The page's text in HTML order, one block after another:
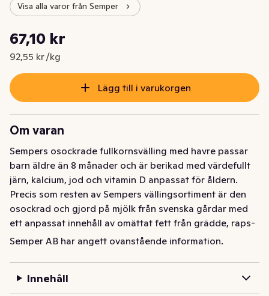
Visa alla varor från Semper
Nuvarande pris är: 67,10 kr
67,10 kr
92,55 kr /kg
Styckpris: 92,55 kr /kg
Lägg till i varukorgen
Om varan
Sempers osockrade fullkornsvälling med havre passar
barn äldre än 8 månader och är berikad med värdefullt
järn, kalcium, jod och vitamin D anpassat för åldern.
Precis som resten av Sempers vällingsortiment är den
osockrad och gjord på mjölk från svenska gårdar med
ett anpassat innehåll av omättat fett från grädde, raps-
och solrosolja. Välling är ofta är förknippat med en
upp i soffan tillsammans och njuter av närhet och lugn,
men fungerar lika bra som mellanmål. Serveras i
Semper AB har angett ovanstående information.
Innehåll